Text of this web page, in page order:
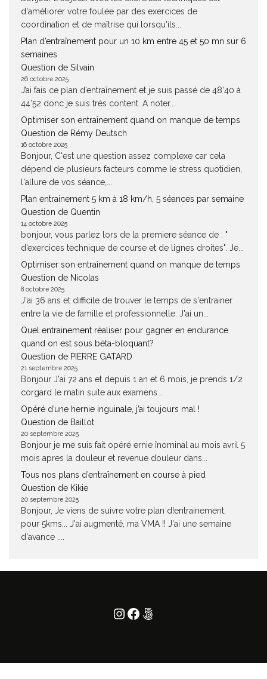
d'améliorer votre foulée par des exercices de
coordination et de maîtrise qui lorsqu'ils...
Plan d’entraînement pour un 10 km entre 45 et 50 mn sur 6
semaines
Question de Silvain
26 octobre 2025
J’ai fais ce plan d’entraînement et je suis passé de 48’40 à
44’52 donc je suis très content. A noter...
Optimiser son entraînement quand on manque de temps
Question de Rémy Deutsch
16 octobre 2025
Bonjour, C'est une question assez complexe car cela
dépend de plusieurs facteurs comme le stress quotidien,
l'allure de vos séance,...
Plan entrainement 5 km à 18 km/h, 5 séances par semaine
Question de Quentin
14 octobre 2025
bonjour, vous parlez lors de la premiere séance de : "
d’exercices technique de course et de lignes droites". Je...
Optimiser son entraînement quand on manque de temps
Question de Nicolas
8 octobre 2025
J'ai 36 ans et difficile de trouver le temps de s'entrainer
entre la vie de famille et professionnelle. J'ai un...
Quel entrainement réaliser pour gagner en endurance
quand on est sous béta-bloquant?
Question de PIERRE GATARD
21 septembre 2025
Bonjour J'ai 72 ans et depuis 1 an et 6 mois, je prends 1/2
corgard le matin suite aux examens...
Opéré d’une hernie inguinale, j’ai toujours mal !
Question de Baillot
20 septembre 2025
Bonjour je me suis fait opéré ernie înominal au mois avril 5
mois apres la douleur et revenue douleur dans...
Tous nos plans d’entraînement en course à pied
Question de Kikie
20 septembre 2025
Bonjour, Je viens de suivre votre plan d!entrainement,
pour 5kms... J'ai augmenté, ma VMA !! J'ai une semaine
d'avance ,...
Instagram
Facebook
500px